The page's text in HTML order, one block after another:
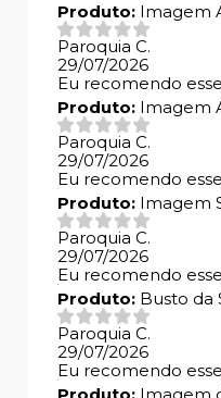
Produto: Imagem
Paroquia C.
29/07/2026
Eu recomendo
Produto: Imagem
Paroquia C.
29/07/2026
Eu recomendo
Produto: Imagem
Paroquia C.
29/07/2026
Eu recomendo
Produto: Busto da
Paroquia C.
29/07/2026
Eu recomendo